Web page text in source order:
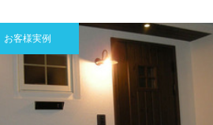
お客様実例